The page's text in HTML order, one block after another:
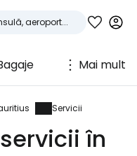
Mai mult
Servicii
în
la
călătorilor